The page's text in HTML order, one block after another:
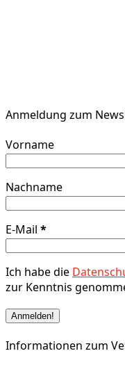
Anmeldung zum
Vorname
Nachname
E-Mail *
Ich habe die
zur Kenntnis
Informationen zum